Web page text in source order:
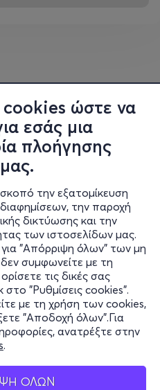
cookies ώστε να
εσάς μια
πλοήγησης
την εξατομίκευση
την παροχή
δικτύωσης και την
των ιστοσελίδων μας.
"Απόρριψη όλων" των μη
συμφωνείτε με τη
τις δικές σας
στο "Ρυθμίσεις cookies".
με τη χρήση των cookies,
"Αποδοχή όλων".Για
ανατρέξτε στην
.
ΟΛΩΝ